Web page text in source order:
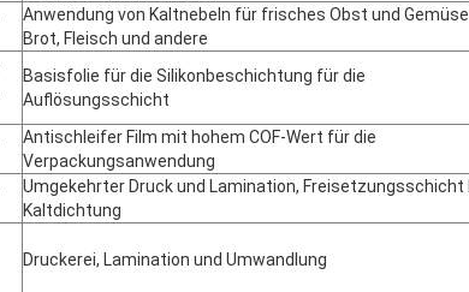
Anwendung von Kaltnebeln für frisches Obst und
Brot, Fleisch und andere
Basisfolie für die Silikonbeschichtung für die
Auflösungsschicht
Antischleifer Film mit hohem COF-Wert für die
Verpackungsanwendung
Umgekehrter Druck und Lamination, Freisetzungsschicht
Kaltdichtung
Druckerei, Lamination und Umwandlung